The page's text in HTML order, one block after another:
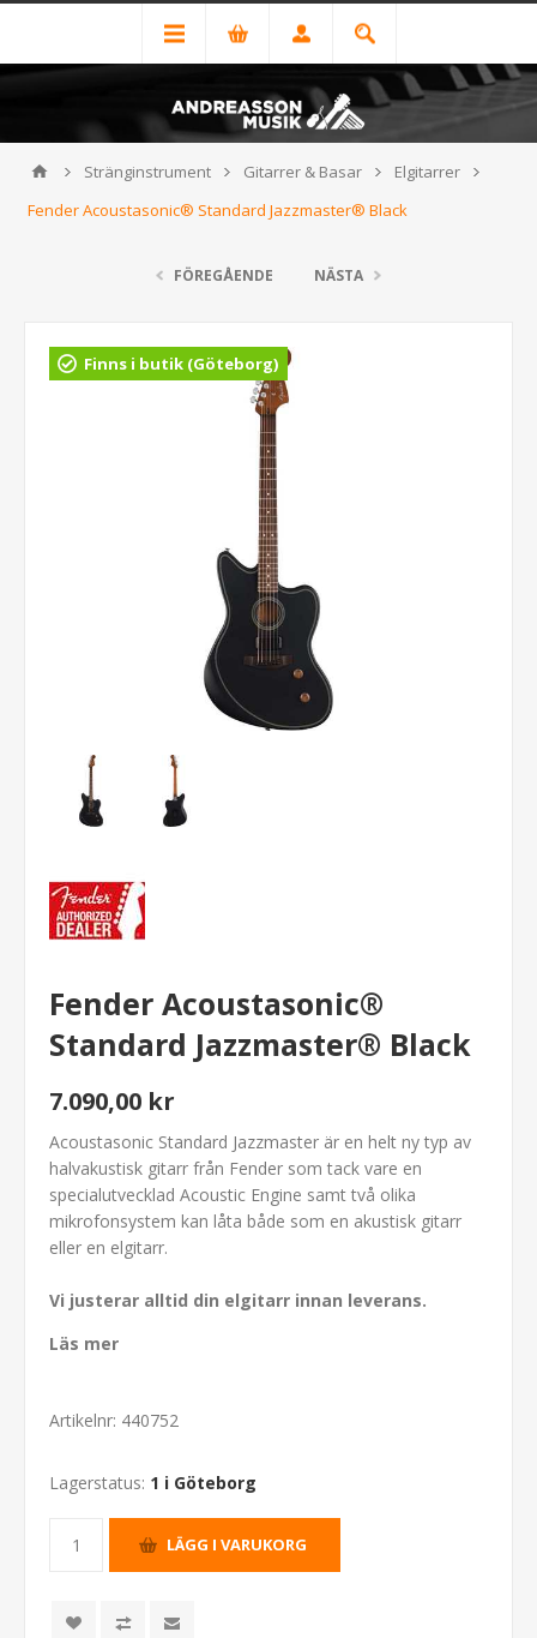
Stränginstrument Gitarrer & Basar
Elgitarrer
Fender Acoustasonic® Standard Jazzmaster® Black
FÖREGÅENDE NÄSTA
Finns i butik (Göteborg)
Fender Acoustasonic®
Standard Jazzmaster® Black
7.090,00 kr
Acoustasonic Standard Jazzmaster är en helt ny typ av
halvakustisk gitarr från Fender som tack vare en
specialutvecklad Acoustic Engine samt två olika
mikrofonsystem kan låta både som en akustisk gitarr
eller en elgitarr.
Vi justerar alltid din elgitarr innan leverans.
Läs mer
Artikelnr: 440752
Lagerstatus: 1 i Göteborg